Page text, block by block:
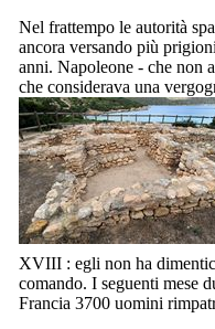
Nel frattempo le autorità
ancora versando più
anni. Napoleone - che non
che considerava una
XVIII : egli non ha
comando. I seguenti mese
Francia 3700 uomini